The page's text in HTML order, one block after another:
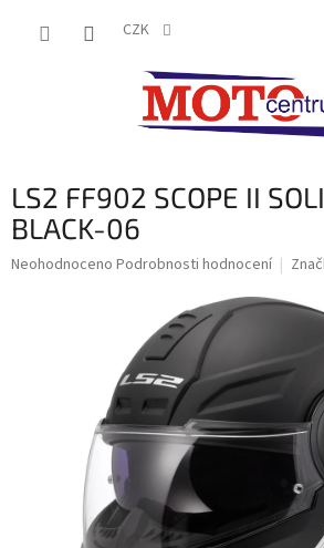
CZK
LS2 FF902 SCOPE II
BLACK-06
Průměrné
Neohodnoceno Podrobnosti hodnocení